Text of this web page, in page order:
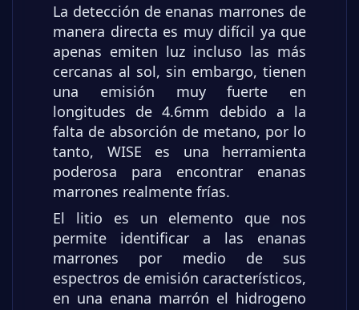
La detección de enanas marrones de
manera directa es muy difícil ya que
apenas emiten luz incluso las más
cercanas al sol, sin embargo, tienen
una emisión muy fuerte en
longitudes de 4.6mm debido a la
falta de absorción de metano, por lo
tanto, WISE es una herramienta
poderosa para encontrar enanas
marrones realmente frías.
El litio es un elemento que nos
permite identificar a las enanas
marrones por medio de sus
espectros de emisión característicos,
en una enana marrón el hidrogeno